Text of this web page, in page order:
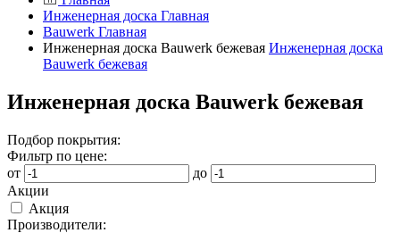
Инженерная доска Главная
Bauwerk Главная
Инженерная доска Bauwerk бежевая Инженерная доска
Bauwerk бежевая
Инженерная доска Bauwerk бежевая
Подбор покрытия:
Фильтр по цене:
от
до
Акции
Акция
Производители: